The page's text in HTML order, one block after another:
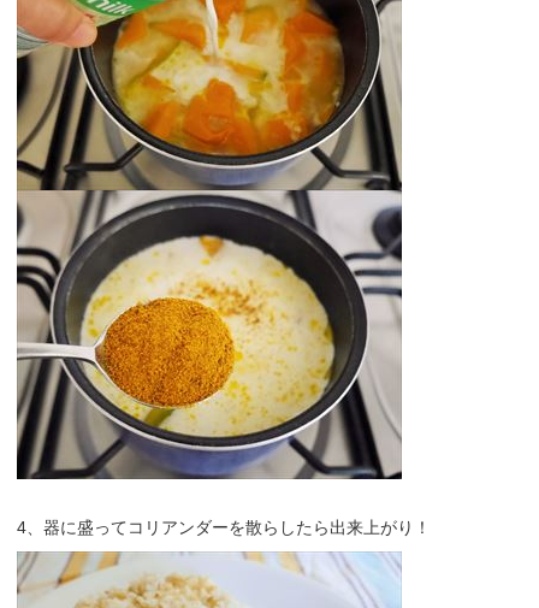
4、器に盛ってコリアンダーを散らしたら出来上がり！